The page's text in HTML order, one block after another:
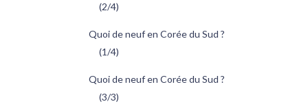
(2/4)
Quoi de neuf en Corée du Sud ?
(1/4)
Quoi de neuf en Corée du Sud ?
(3/3)